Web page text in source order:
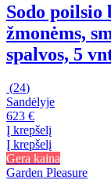
Sodo
žmonėms,
spalvos, 5
(24)
Sandėlyje
623 €
Į krepšelį
Į krepšelį
Gera kaina
Garden Pleasure